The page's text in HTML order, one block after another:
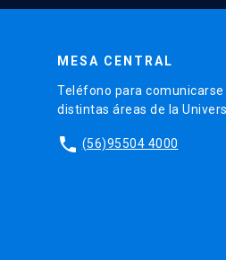
MESA CENTRAL
Teléfono para comunicarse
distintas áreas de la
phone (56)95504 4000